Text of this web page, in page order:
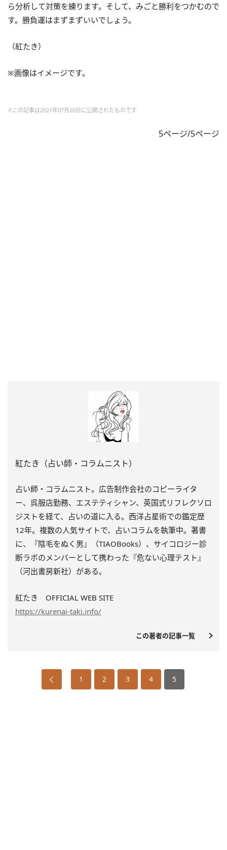
ら分析して対策を練ります。そして、みごと勝利をつかむので
す。勝負運はまずまずいいでしょう。
（紅たき）
※画像はイメージです。
※この記事は2021年07月20日に公開されたものです
5ページ/5ページ
紅たき（占い師・コラムニスト）
占い師・コラムニスト。広告制作会社のコピーライタ
ー、呉服店勤務、エステティシャン、英国式リフレクソロ
ジストを経て、占いの道に入る。西洋占星術での鑑定歴
12年。複数の人気サイトで、占いコラムを執筆中。著書
に、『陰毛をぬく男』（TIAOBooks）、 サイコロジー診
断ラボのメンバーとして携わった『危ない心理テスト』
（河出書房新社）がある。
紅たき OFFICIAL WEB SITE
https://kurenai-taki.info/
この著者の記事一覧
1 2 3 4 5